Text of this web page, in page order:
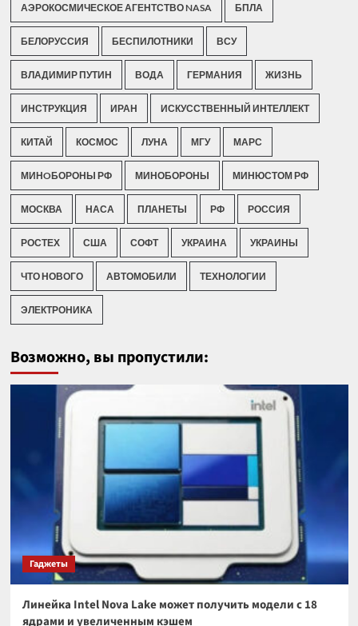
АЭРОКОСМИЧЕСКОЕ АГЕНТСТВО NASA БПЛА
БЕЛОРУССИЯ БЕСПИЛОТНИКИ ВСУ
ВЛАДИМИР ПУТИН ВОДА ГЕРМАНИЯ ЖИЗНЬ
ИНСТРУКЦИЯ ИРАН ИСКУССТВЕННЫЙ ИНТЕЛЛЕКТ
КИТАЙ КОСМОС ЛУНА МГУ МАРС
МИНOБОРОНЫ РФ МИНОБОРОНЫ МИНЮСТОМ РФ
МОСКВА НАСА ПЛАНЕТЫ РФ РОССИЯ
РОСТЕХ США СОФТ УКРАИНА УКРАИНЫ
ЧТО НОВОГО АВТОМОБИЛИ ТЕХНОЛОГИИ
ЭЛЕКТРОНИКА
Возможно, вы пропустили:
Гаджеты
Линейка Intel Nova Lake может получить модели с 18
ядрами и увеличенным кэшем